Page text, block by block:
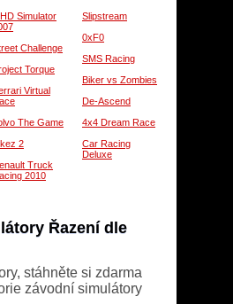
Slipstream
0xF0
SMS Racing
Biker vs Zombies
De-Ascend
4x4 Dream Race
Car Racing
Deluxe
Simulator
Challenge
Torque
Virtual
The Game
2
Truck
2010
Řazení dle
stáhněte si zdarma
závodní simulátory